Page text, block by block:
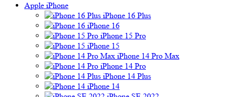
Apple iPhone
iPhone 16 Plus
iPhone 16
iPhone 15 Pro
iPhone 15
iPhone 14 Pro Max
iPhone 14 Pro
iPhone 14 Plus
iPhone 14